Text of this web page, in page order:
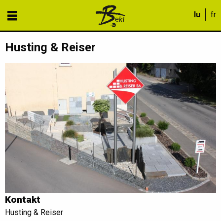
Husting & Reiser
Kontakt
Husting & Reiser